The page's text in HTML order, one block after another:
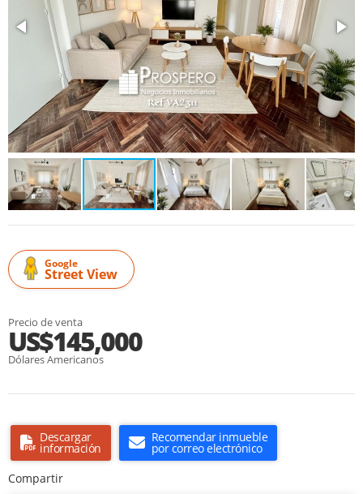
Google
Street View
Precio de venta
US$145,000
Dólares Americanos
Descargar
información
Recomendar inmueble
por correo electrónico
Compartir